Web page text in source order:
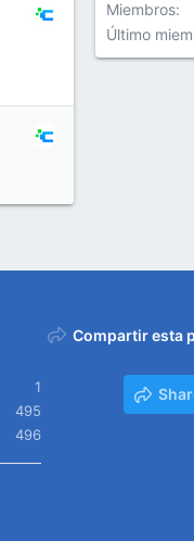
Miembros
Último
1
495
496
Compartir esta